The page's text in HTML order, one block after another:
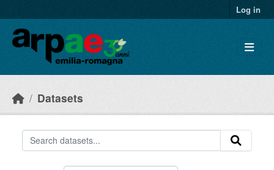
Log in
Datasets